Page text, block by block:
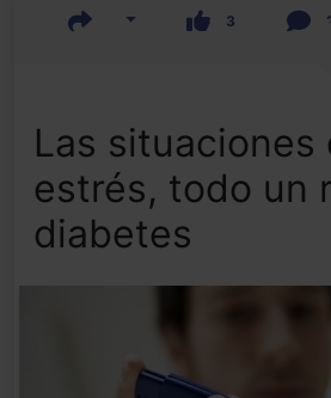
3
Las situaciones
estrés, todo un
diabetes